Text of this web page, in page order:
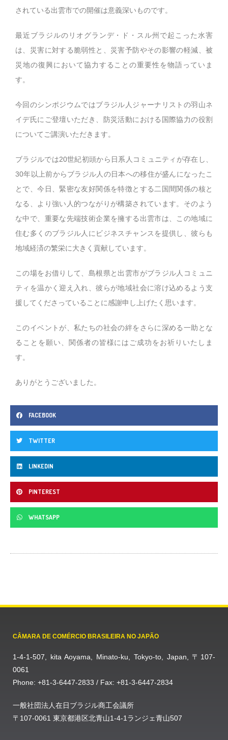
されている出雲市での開催は意義深いものです。
最近ブラジルのリオグランデ・ド・スル州で起こった水害
は、災害に対する脆弱性と、災害予防やその影響の軽減、被
災地の復興において協力することの重要性を物語っていま
す。
今回のシンポジウムではブラジル人ジャーナリストの羽山ネ
イデ氏にご登壇いただき、防災活動における国際協力の役割
についてご講演いただきます。
ブラジルでは20世紀初頭から日系人コミュニティが存在し、
30年以上前からブラジル人の日本への移住が盛んになったこ
とで、今日、緊密な友好関係を特徴とする二国間関係の核と
なる、より強い人的つながりが構築されています。そのよう
な中で、重要な先端技術企業を擁する出雲市は、この地域に
住む多くのブラジル人にビジネスチャンスを提供し、彼らも
地域経済の繁栄に大きく貢献しています。
この場をお借りして、島根県と出雲市がブラジル人コミュニ
ティを温かく迎え入れ、彼らが地域社会に溶け込めるよう支
援してくださっていることに感謝申し上げたく思います。
このイベントが、私たちの社会の絆をさらに深める一助とな
ることを願い、関係者の皆様にはご成功をお祈りいたしま
す。
ありがとうございました。
FACEBOOK
TWITTER
LINKEDIN
PINTEREST
WHATSAPP
CÂMARA DE COMÉRCIO BRASILEIRA NO JAPÃO
1-4-1-507, kita Aoyama, Minato-ku, Tokyo-to, Japan, 〒107-
0061
Phone: +81-3-6447-2833 / Fax: +81-3-6447-2834
一般社団法人在日ブラジル商工会議所
〒107-0061 東京都港区北青山1-4-1ランジェ青山507